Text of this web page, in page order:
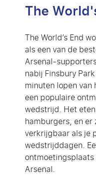
The
The World’s End
als een van de
Arsenal-
nabij Finsbury
minuten lopen
een populaire
wedstrijd. Het
hamburgers, en
verkrijgbaar als je
wedstrijddagen.
Arsenal.